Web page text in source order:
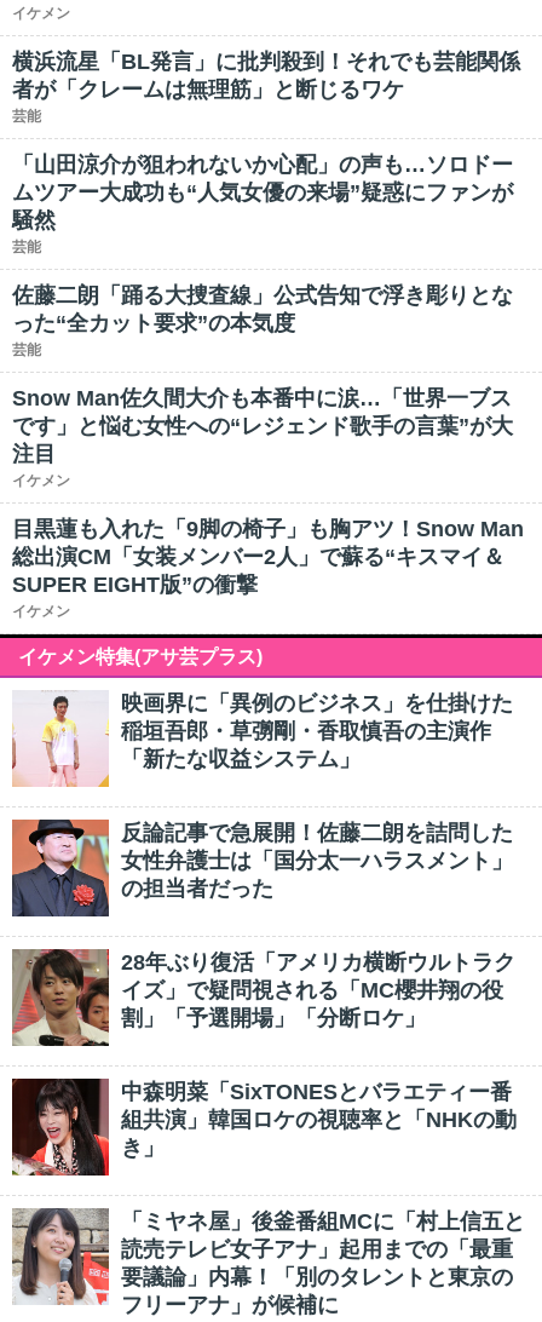
イケメン
横浜流星「BL発言」に批判殺到！それでも芸能関係
者が「クレームは無理筋」と断じるワケ
芸能
「山田涼介が狙われないか心配」の声も…ソロドー
ムツアー大成功も“人気女優の来場”疑惑にファンが
騒然
芸能
佐藤二朗「踊る大捜査線」公式告知で浮き彫りとな
った“全カット要求”の本気度
芸能
Snow Man佐久間大介も本番中に涙…「世界一ブス
です」と悩む女性への“レジェンド歌手の言葉”が大
注目
イケメン
目黒蓮も入れた「9脚の椅子」も胸アツ！Snow Man
総出演CM「女装メンバー2人」で蘇る“キスマイ＆
SUPER EIGHT版”の衝撃
イケメン
イケメン特集(アサ芸プラス)
映画界に「異例のビジネス」を仕掛けた
稲垣吾郎・草彅剛・香取慎吾の主演作
「新たな収益システム」
反論記事で急展開！佐藤二朗を詰問した
女性弁護士は「国分太一ハラスメント」
の担当者だった
28年ぶり復活「アメリカ横断ウルトラク
イズ」で疑問視される「MC櫻井翔の役
割」「予選開場」「分断ロケ」
中森明菜「SixTONESとバラエティー番
組共演」韓国ロケの視聴率と「NHKの動
き」
「ミヤネ屋」後釜番組MCに「村上信五と
読売テレビ女子アナ」起用までの「最重
要議論」内幕！「別のタレントと東京の
フリーアナ」が候補に